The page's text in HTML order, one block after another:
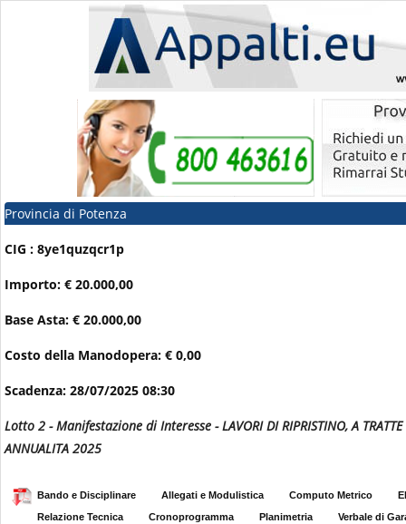
Provincia di Potenza
CIG : 8ye1quzqcr1p
Importo: € 20.000,00
Base Asta: € 20.000,00
Costo della Manodopera: € 0,00
Scadenza: 28/07/2025 08:30
Lotto 2 - Manifestazione di Interesse - LAVORI DI RIPRISTINO, A TRATTE
ANNUALITA 2025
Bando e Disciplinare Allegati e Modulistica Computo Metrico
Relazione Tecnica
Cronoprogramma Planimetria Verbale di